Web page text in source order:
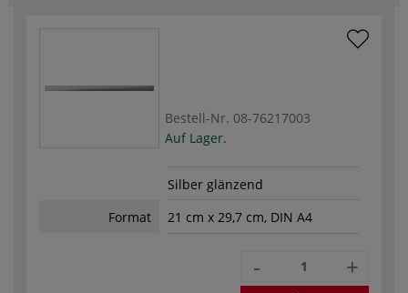
Bestell-Nr. 08-76217003
Auf Lager.
Silber glänzend
Format
21 cm x 29,7 cm, DIN A4
- +